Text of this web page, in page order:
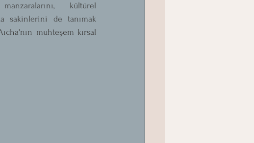
kültürel
sakinlerini de tanımak
muhteşem kırsal